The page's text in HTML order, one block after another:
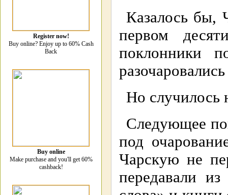
Казалось бы,
первом
поклонники
Но случилось
Следующее
под
Чарскую не
передавали
Register now!
Buy online? Enjoy up to 60% Cash
Back
Buy online
Make purchase and you'll get 60%
cashback!